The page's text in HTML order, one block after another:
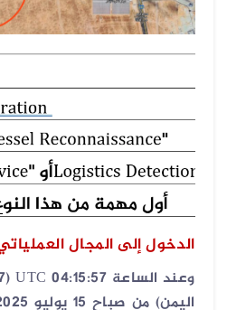
الدخول إلى المجال
وعند الساعة 04:15:57 UTC
اليمن) من صباح 15 يوليو 2025 ، دخلت الطائرة